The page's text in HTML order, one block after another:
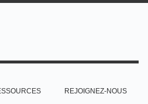
REJOIGNEZ-NOUS